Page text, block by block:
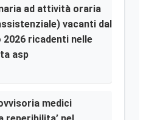
ad attività oraria
vacanti dal
ricadenti nelle
asp
medici